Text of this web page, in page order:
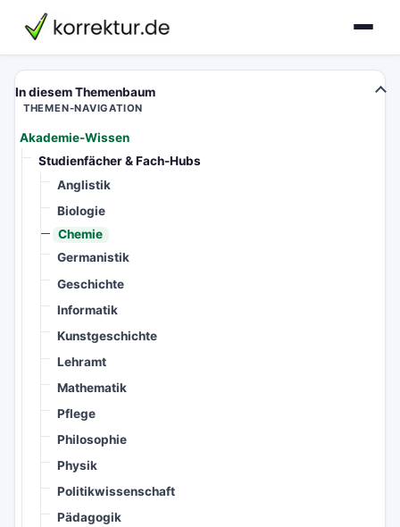
korrektur.de
In diesem Themenbaum
THEMEN-NAVIGATION
Akademie-Wissen
Studienfächer & Fach-Hubs
Anglistik
Biologie
Chemie
Germanistik
Geschichte
Informatik
Kunstgeschichte
Lehramt
Mathematik
Pflege
Philosophie
Physik
Politikwissenschaft
Pädagogik